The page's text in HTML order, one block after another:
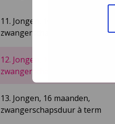
11. Jongen, 10 maanden,
zwangerschapsduur onbekend
12. Jongen, 12 maanden,
zwangerschapsduur à term
13. Jongen, 16 maanden,
zwangerschapsduur à term